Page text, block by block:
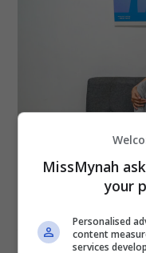
yang cuba untuk
MissMynah
your
Personalised
content
services